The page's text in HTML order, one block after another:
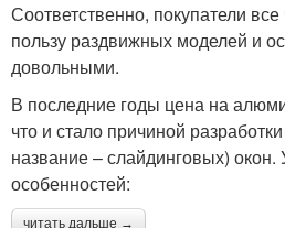
Соответственно, покупатели
пользу раздвижных моделей и
довольными.
В последние годы цена на
что и стало причиной
название – слайдинговых)
особенностей:
читать дальше →